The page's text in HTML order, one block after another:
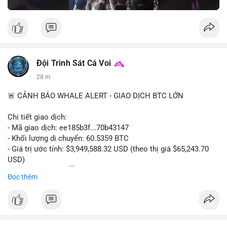
Đội Trinh Sát Cá Voi
28 m
🚨 CẢNH BÁO WHALE ALERT - GIAO DỊCH BTC LỚN
Chi tiết giao dịch:
- Mã giao dịch: ee185b3f...70b43147
- Khối lượng di chuyển: 60.5359 BTC
- Giá trị ước tính: $3,949,588.32 USD (theo thị giá $65,243.70
USD)
- Thời gian: 15:20
Nhận định phân tích:
Khối lượng 60.5 BTC trị giá gần 4 triệu USD được di chuyển
Đọc thêm